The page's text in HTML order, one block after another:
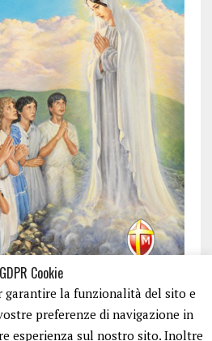
GDPR Cookie
garantire la funzionalità del sito e
preferenze di navigazione in
esperienza sul nostro sito. Inoltre